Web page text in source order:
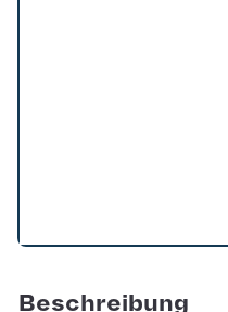
Beschreibung